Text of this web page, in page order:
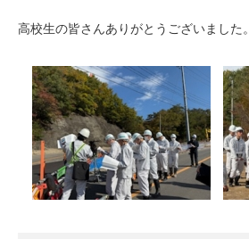
高校生の皆さんありがとうございました。